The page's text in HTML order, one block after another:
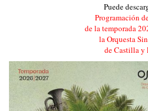
T
O
Puede
Programación
de la temporada
la Orquesta
de Castilla y